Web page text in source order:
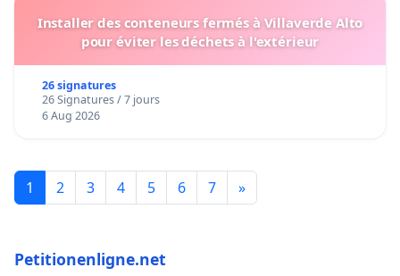
Installer des conteneurs fermés à Villaverde Alto
pour éviter les déchets à l'extérieur
26 signatures
26 Signatures / 7 jours
6 Aug 2026
1 2 3 4 5 6 7 »
Petitionenligne.net